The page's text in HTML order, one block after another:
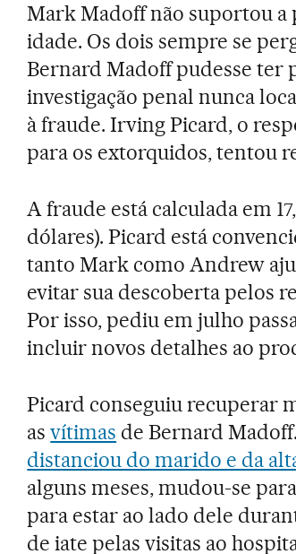
Mark Madoff não suportou a
idade. Os dois sempre se
Bernard Madoff pudesse ter
investigação penal nunca
à fraude. Irving Picard, o
para os extorquidos, tentou
A fraude está calculada em
dólares). Picard está
tanto Mark como Andrew
evitar sua descoberta pelos
Por isso, pediu em julho
incluir novos detalhes ao
Picard conseguiu recuperar
asvítimas de Bernard Madoff.
distanciou do marido e da
alguns meses, mudou-se
para estar ao lado dele
de iate pelas visitas ao